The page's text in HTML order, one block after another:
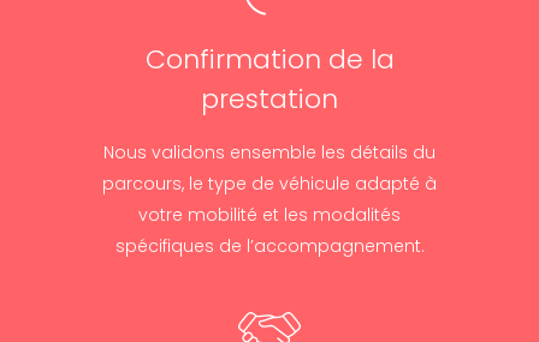
Confirmation de la
prestation
Nous validons ensemble les détails du
parcours, le type de véhicule adapté à
votre mobilité et les modalités
spécifiques de l’accompagnement.